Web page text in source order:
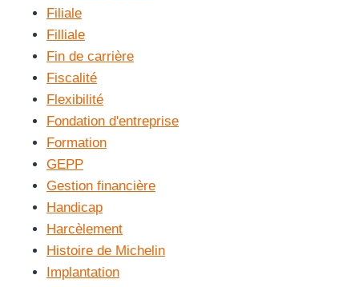
Filiale
Filliale
Fin de carrière
Fiscalité
Flexibilité
Fondation d'entreprise
Formation
GEPP
Gestion financière
Handicap
Harcèlement
Histoire de Michelin
Implantation